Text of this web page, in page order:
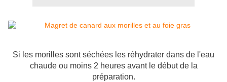
Si les morilles sont séchées les réhydrater dans de l'eau
chaude ou moins 2 heures avant le début de la
préparation.